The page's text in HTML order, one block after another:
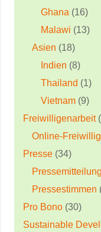
Ghana (16)
Malawi (13)
Asien (18)
Indien (8)
Thailand (1)
Vietnam (9)
Freiwilligenarbeit
Online-
Presse (34)
Pressemitteilung
Pressestimmen
Pro Bono (30)
Sustainable